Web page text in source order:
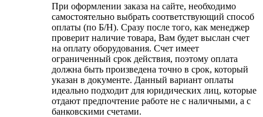
При оформлении заказа на сайте, необходимо
самостоятельно выбрать соответствующий способ
оплаты (по Б/Н). Сразу после того, как менеджер
проверит наличие товара, Вам будет выслан счет
на оплату оборудования. Счет имеет
ограниченный срок действия, поэтому оплата
должна быть произведена точно в срок, который
указан в документе. Данный вариант оплаты
идеально подходит для юридических лиц, которые
отдают предпочтение работе не с наличными, а с
банковскими счетами.